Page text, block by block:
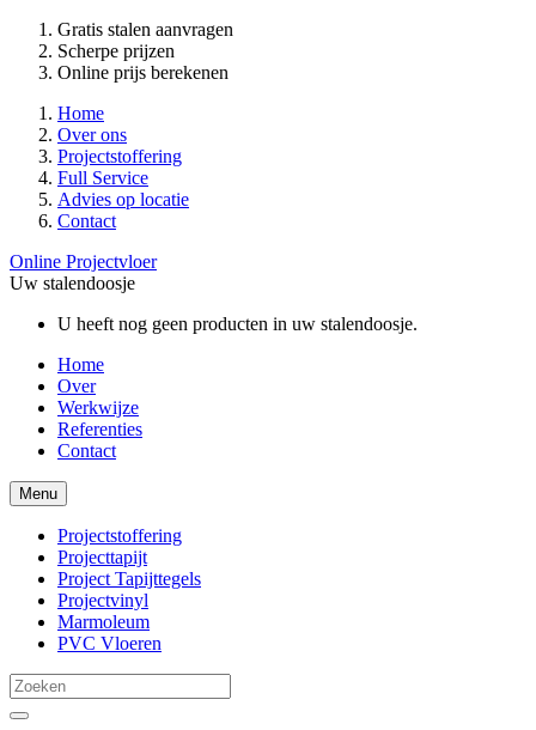
Gratis stalen aanvragen
Scherpe prijzen
Online prijs berekenen
Home
Over ons
Projectstoffering
Full Service
Advies op locatie
Contact
Online Projectvloer
Uw stalendoosje
U heeft nog geen producten in uw stalendoosje.
Home
Over
Werkwijze
Referenties
Contact
Menu
Projectstoffering
Projecttapijt
Project Tapijttegels
Projectvinyl
Marmoleum
PVC Vloeren